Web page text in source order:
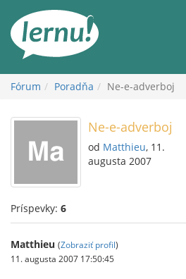
obsah
Fórum Poradňa Ne-e-adverboj
Ne-e-adverboj
od Matthieu, 11.
augusta 2007
Príspevky: 6
Matthieu (Zobraziť profil)
11. augusta 2007 17:50:45